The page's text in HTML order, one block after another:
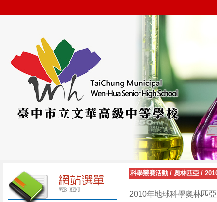
科學競賽活動 / 奧林匹亞 /
2010年地球科學奧林匹